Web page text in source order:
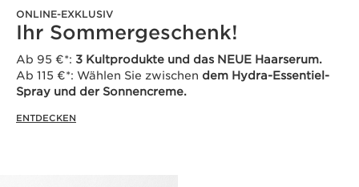
ONLINE-EXKLUSIV
Ihr Sommergeschenk!
Ab 95 €*: 3 Kultprodukte und das NEUE Haarserum.
Ab 115 €*: Wählen Sie zwischen dem Hydra-Essentiel-
Spray und der Sonnencreme.
ENTDECKEN